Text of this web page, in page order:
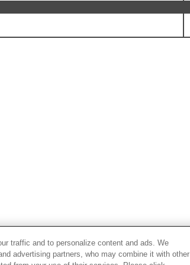
traffic and to personalize content and ads. We
advertising partners, who may combine it with other